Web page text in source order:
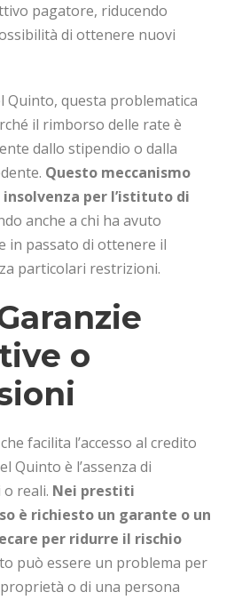
pagatore, riducendo
di ottenere nuovi
Quinto, questa problematica
il rimborso delle rate è
dallo stipendio o dalla
Questo meccanismo
per l’istituto di
anche a chi ha avuto
in passato di ottenere il
particolari restrizioni.
o
facilita l’accesso al credito
Quinto è l’assenza di
reali. Nei prestiti
è richiesto un garante o un
per ridurre il rischio
può essere un problema per
o di una persona